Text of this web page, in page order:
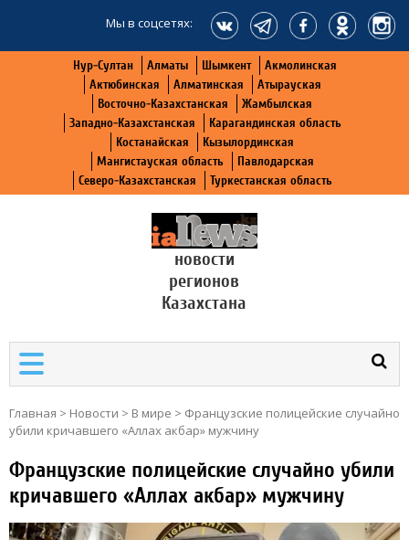
Мы в соцсетях:
Нур-Султан Алматы Шымкент
Акмолинская
Актюбинская
Алматинская
Атырауская
Восточно-Казахстанская
Жамбылская
Западно-Казахстанская
Карагандинская область
Костанайская
Кызылординская
Мангистауская область
Павлодарская
Северо-Казахстанская
Туркестанская область
новости
регионов
Казахстана
Главная > Новости > В мире > Французские полицейские случайно
убили кричавшего «Аллах акбар» мужчину
Французские полицейские случайно убили
кричавшего «Аллах акбар» мужчину